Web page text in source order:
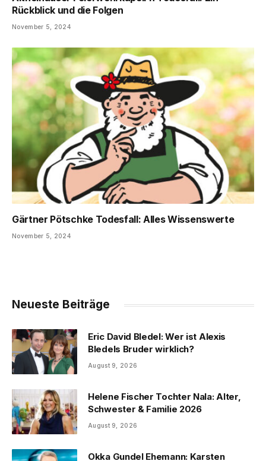
Rückblick und die Folgen
November 5, 2024
Gärtner Pötschke Todesfall: Alles Wissenswerte
November 5, 2024
Neueste Beiträge
Eric David Bledel: Wer ist Alexis
Bledels Bruder wirklich?
August 9, 2026
Helene Fischer Tochter Nala: Alter,
Schwester & Familie 2026
August 9, 2026
Okka Gundel Ehemann: Karsten